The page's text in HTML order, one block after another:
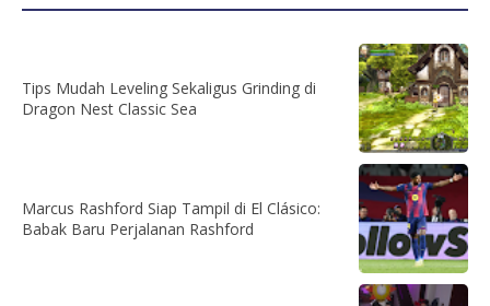
Tips Mudah Leveling Sekaligus Grinding di
Dragon Nest Classic Sea
Marcus Rashford Siap Tampil di El Clásico:
Babak Baru Perjalanan Rashford